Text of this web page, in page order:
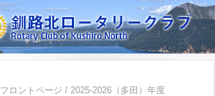
フロントページ / 2025-2026（多田）年度